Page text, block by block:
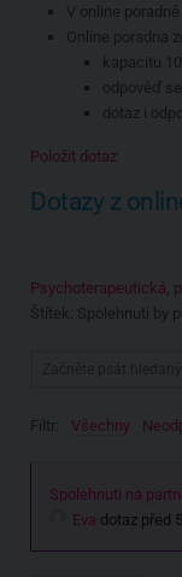
V online
Online poradna
kapacitu
odpověď
dotaz i
Položit dotaz
Dotazy z
Psychoterapeutická,
Štítek: Spolehnuti by
Filtr: Všechny
Spolehnuti na
Eva dotaz před